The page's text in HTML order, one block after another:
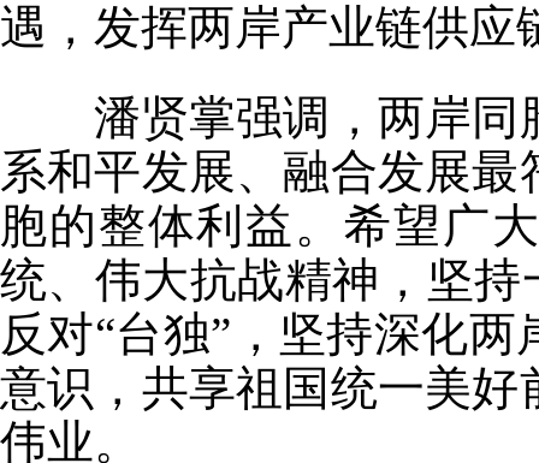
遇，发挥两岸产业链供应
潘贤掌强调，两岸同
系和平发展、融合发展
胞的整体利益。希望广
统、伟大抗战精神，坚
反对“台独”，坚持深化
意识，共享祖国统一美
伟业。